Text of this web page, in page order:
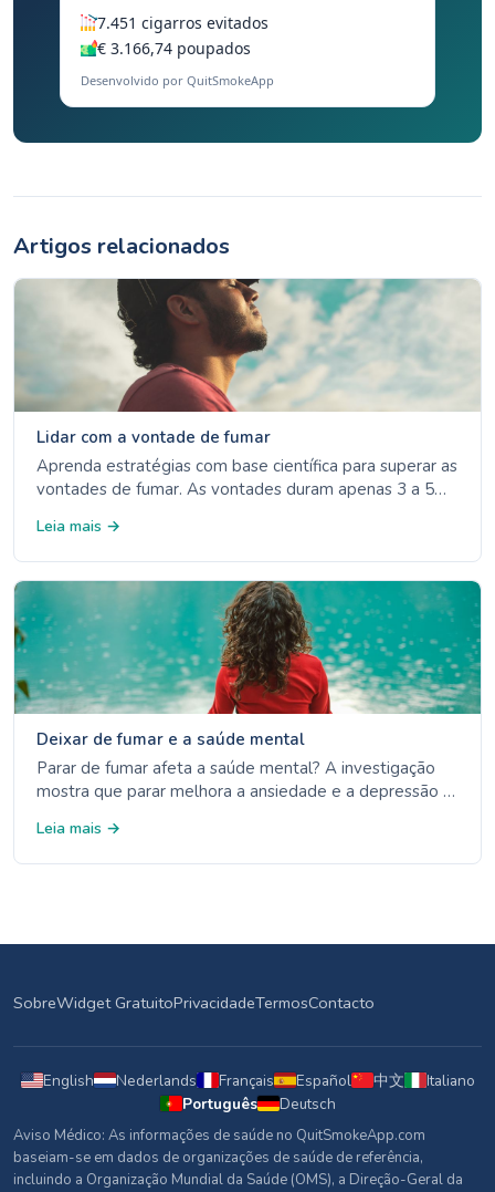
7.451 cigarros evitados
€ 3.166,74 poupados
Desenvolvido por QuitSmokeApp
Artigos relacionados
Lidar com a vontade de fumar
Aprenda estratégias com base científica para superar as
vontades de fumar. As vontades duram apenas 3 a 5
gestão de gatilhos.
Leia mais →
Deixar de fumar e a saúde mental
Parar de fumar afeta a saúde mental? A investigação
mostra que parar melhora a ansiedade e a depressão a
stress e o bem-estar mental.
Leia mais →
SobreWidget GratuitoPrivacidadeTermosContacto
English Nederlands Français Español 中文
Italiano
Português
Deutsch
Aviso Médico: As informações de saúde no QuitSmokeApp.com
baseiam-se em dados de organizações de saúde de referência,
incluindo a Organização Mundial da Saúde (OMS), a Direção-Geral da